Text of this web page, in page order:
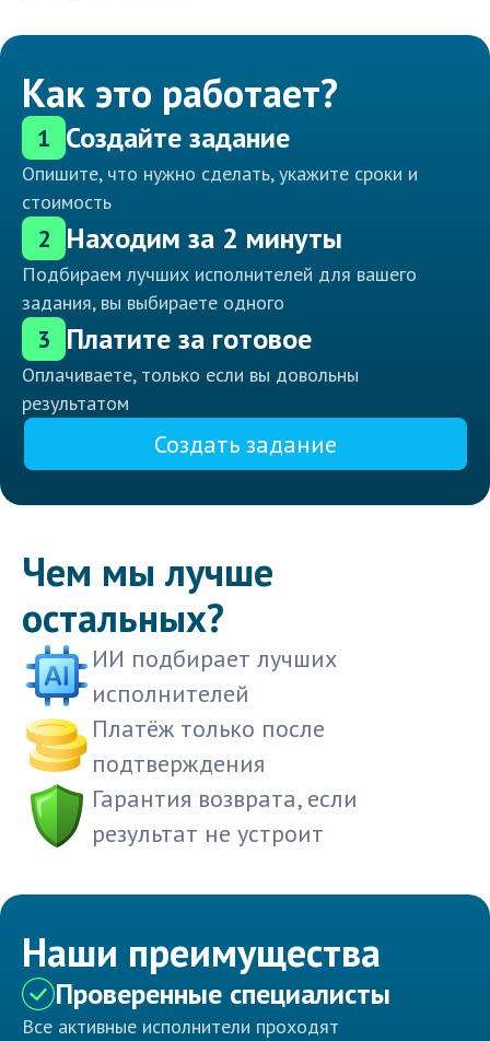
Как это работает?
1 Создайте задание
Опишите, что нужно сделать, укажите сроки и
стоимость
2 Находим за 2 минуты
Подбираем лучших исполнителей для вашего
задания, вы выбираете одного
3 Платите за готовое
Оплачиваете, только если вы довольны
результатом
Создать задание
Чем мы лучше
остальных?
ИИ подбирает лучших
исполнителей
Платёж только после
подтверждения
Гарантия возврата, если
результат не устроит
Наши преимущества
Проверенные специалисты
Все активные исполнители проходят